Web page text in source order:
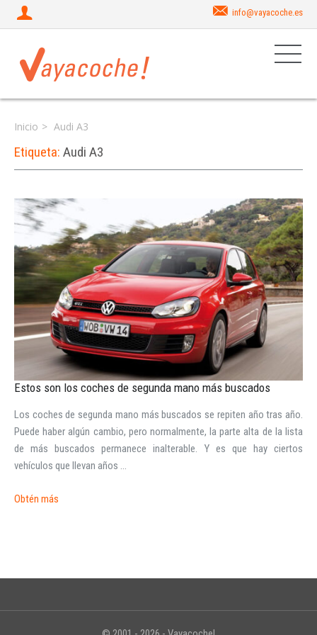
Iniciar sesión
INICIAR SESIÓN
¿Ha olvidado la contraseña?
info@vayacoche.es
Inicio Audi A3
Etiqueta: Audi A3
Estos son los coches de segunda mano más buscados
Los coches de segunda mano más buscados se repiten año tras año.
Puede haber algún cambio, pero normalmente, la parte alta de la lista
de más buscados permanece inalterable. Y es que hay ciertos
vehículos que llevan años ...
Obtén más